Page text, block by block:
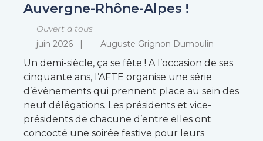
Auvergne-Rhône-Alpes !
Ouvert à tous
juin 2026
Auguste Grignon Dumoulin
Un demi-siècle, ça se fête ! A l’occasion de ses
cinquante ans, l’AFTE organise une série
d’évènements qui prennent place au sein des
neuf délégations. Les présidents et vice-
présidents de chacune d’entre elles ont
concocté une soirée festive pour leurs